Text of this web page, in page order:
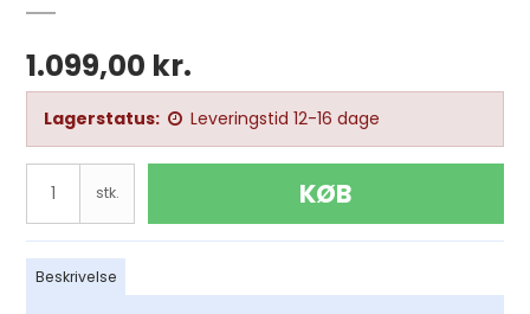
1.099,00 kr.
Lagerstatus: Leveringstid 12-16 dage
stk. KØB
Beskrivelse